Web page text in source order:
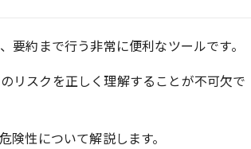
約まで行う非常に便利なツールです。
リスクを正しく理解することが不可欠で
性について解説します。